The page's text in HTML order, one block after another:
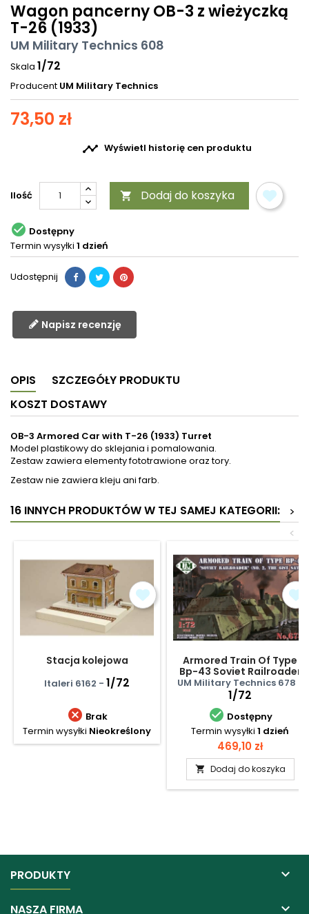
Wagon pancerny OB-3 z wieżyczką
T-26 (1933)
UM Military Technics 608
Skala 1/72
Producent UM Military Technics
73,50 zł
 Wyświetl historię cen produktu
Ilość  Dodaj do koszyka
 Dostępny
Termin wysyłki 1 dzień
Udostępnij
Napisz recenzję
OPIS
SZCZEGÓŁY PRODUKTU
KOSZT DOSTAWY
OB-3 Armored Car with T-26 (1933) Turret
Model plastikowy do sklejania i pomalowania.
Zestaw zawiera elementy fototrawione oraz tory.
Zestaw nie zawiera kleju ani farb.
16 INNYCH PRODUKTÓW W TEJ SAMEJ KATEGORII:
>
<
Stacja kolejowa
Italeri 6162 - 1/72
 Brak
Termin wysyłki Nieokreślony
Armored Train Of Type
Bp-43 Soviet Railroader
UM Military Technics 678 -
1/72
 Dostępny
Termin wysyłki 1 dzień
Cena
469,10 zł
 Dodaj do koszyka
PRODUKTY 
NASZA FIRMA 